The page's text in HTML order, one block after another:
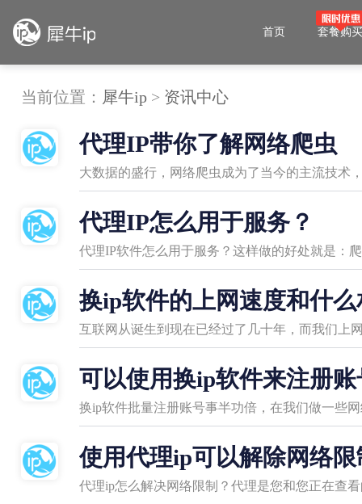
首页 套餐购买
当前位置： 犀牛ip > 资讯中心
代理IP带你了解网络爬虫
代理IP怎么用于服务？
代理IP软件怎么用于服务？这样做的好处就是：
换ip软件的上网速度和什
可以使用换ip软件来注册
换ip软件批量注册账号事半功倍，在我们做一些
使用代理ip可以解除网络
代理ip怎么解决网络限制？代理是您和您正在查